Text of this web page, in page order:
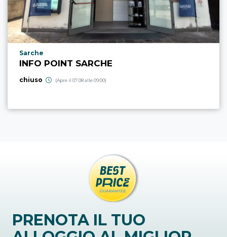
Località punto di interesse
Sarche
INFO POINT SARCHE
chiuso (Apre il 07.08 alle 09:00)
PRENOTA IL TUO